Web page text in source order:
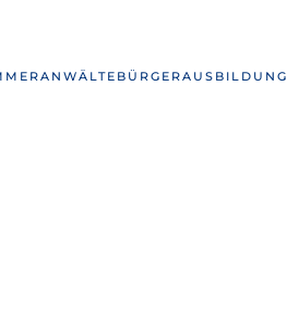
ANWÄLTE BÜRGERAUSBILDUNG